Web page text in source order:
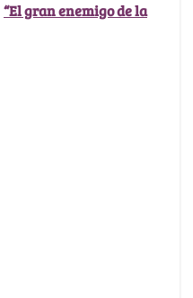
“El gran enemigo de la